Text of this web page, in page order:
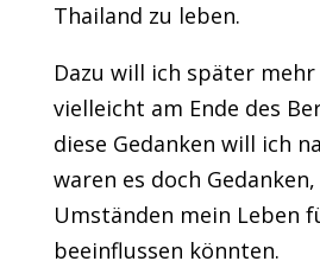
Thailand zu leben.
Dazu will ich später
vielleicht am Ende des
diese Gedanken will ich
waren es doch
Umständen mein Leben
beeinflussen könnten.